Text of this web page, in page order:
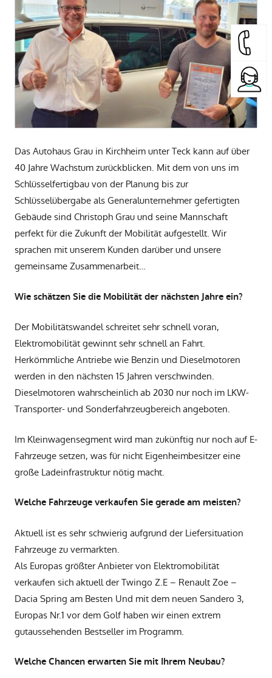
Das Autohaus Grau in Kirchheim unter Teck kann auf über
40 Jahre Wachstum zurückblicken. Mit dem von uns im
Schlüsselfertigbau von der Planung bis zur
Schlüsselübergabe als Generalunternehmer gefertigten
Gebäude sind Christoph Grau und seine Mannschaft
perfekt für die Zukunft der Mobilität aufgestellt. Wir
sprachen mit unserem Kunden darüber und unsere
gemeinsame Zusammenarbeit…
Wie schätzen Sie die Mobilität der nächsten Jahre ein?
Der Mobilitätswandel schreitet sehr schnell voran,
Elektromobilität gewinnt sehr schnell an Fahrt.
Herkömmliche Antriebe wie Benzin und Dieselmotoren
werden in den nächsten 15 Jahren verschwinden.
Dieselmotoren wahrscheinlich ab 2030 nur noch im LKW-
Transporter- und Sonderfahrzeugbereich angeboten.
Im Kleinwagensegment wird man zukünftig nur noch auf E-
Fahrzeuge setzen, was für nicht Eigenheimbesitzer eine
große Ladeinfrastruktur nötig macht.
Welche Fahrzeuge verkaufen Sie gerade am meisten?
Aktuell ist es sehr schwierig aufgrund der Liefersituation
Fahrzeuge zu vermarkten.
Als Europas größter Anbieter von Elektromobilität
verkaufen sich aktuell der Twingo Z.E – Renault Zoe –
Dacia Spring am Besten Und mit dem neuen Sandero 3,
Europas Nr.1 vor dem Golf haben wir einen extrem
gutaussehenden Bestseller im Programm.
Welche Chancen erwarten Sie mit Ihrem Neubau?